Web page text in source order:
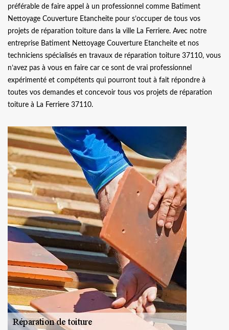
préférable de faire appel à un professionnel comme Batiment
Nettoyage Couverture Etancheite pour s’occuper de tous vos
projets de réparation toiture dans la ville La Ferriere. Avec notre
entreprise Batiment Nettoyage Couverture Etancheite et nos
techniciens spécialisés en travaux de réparation toiture 37110, vous
n’avez pas à vous en faire car ce sont de vrai professionnel
expérimenté et compétents qui pourront tout à fait répondre à
toutes vos demandes et concevoir tous vos projets de réparation
toiture à La Ferriere 37110.